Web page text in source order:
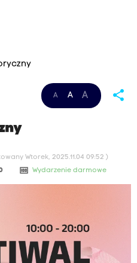
A A A share
Wtorek, 2025.11.04 09:52 )
money Wydarzenie darmowe